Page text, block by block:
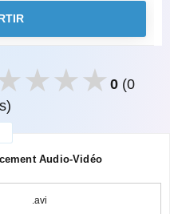
0(0
Audio-Vidéo
.avi